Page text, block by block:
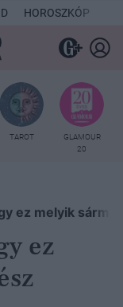
HOROSZKÓP
TAROT
GLAMOUR
20
ez melyik
ez